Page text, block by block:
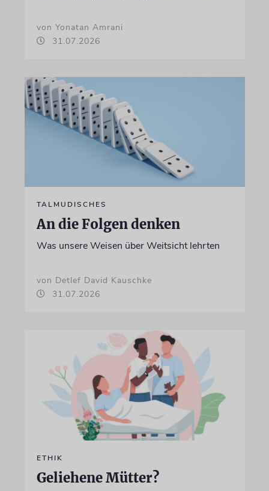
von Yonatan Amrani
31.07.2026
TALMUDISCHES
An die Folgen denken
Was unsere Weisen über Weitsicht lehrten
von Detlef David Kauschke
31.07.2026
ETHIK
Geliehene Mütter?